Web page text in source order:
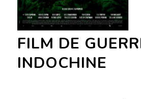
FILM DE
INDOCHINE